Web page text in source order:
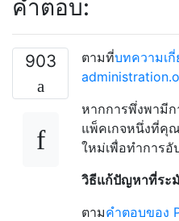
คำตอบ:
903 ตามที่บทความเ
หากการพึ่งพามีก
แพ็คเกจหนึ่งที่คุ
ใหม่เพื่อทำการอั
วิธีแก้ปัญหาที่ระมั
ตามคำตอบของ